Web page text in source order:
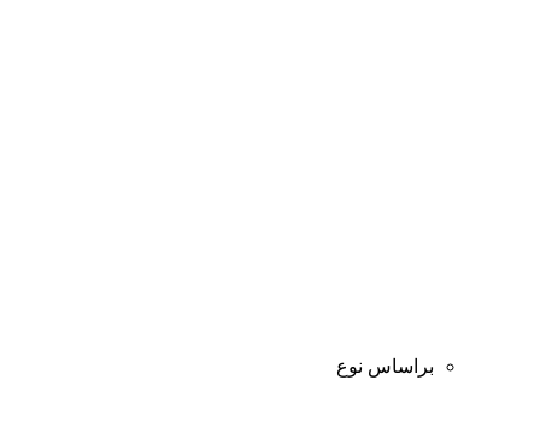
براساس نوع